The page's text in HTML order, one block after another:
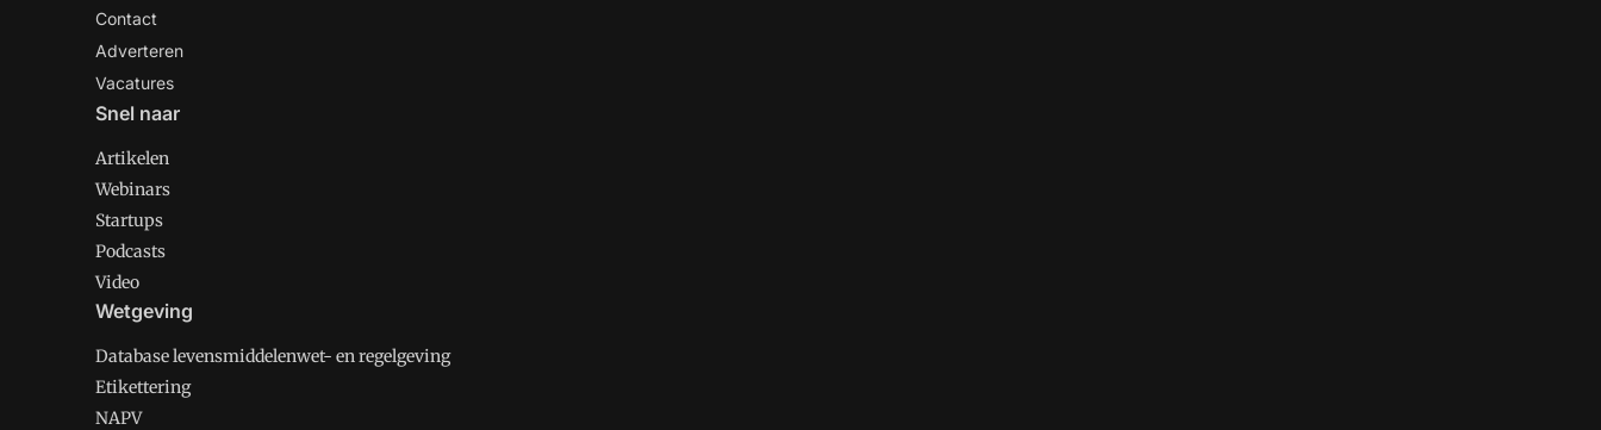
Contact
Adverteren
Vacatures
Snel naar
Artikelen
Webinars
Startups
Podcasts
Video
Wetgeving
Database levensmiddelenwet- en regelgeving
Etikettering
NAPV